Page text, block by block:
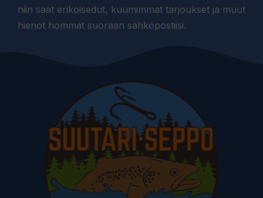
niin saat erikoisedut, kuumimmat tarjoukset ja muut
hienot hommat suoraan sähköpostiisi.